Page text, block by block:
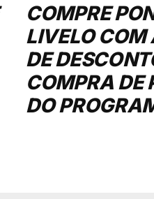
COMPRE
LIVELO COM
DE
COMPRA DE
DO